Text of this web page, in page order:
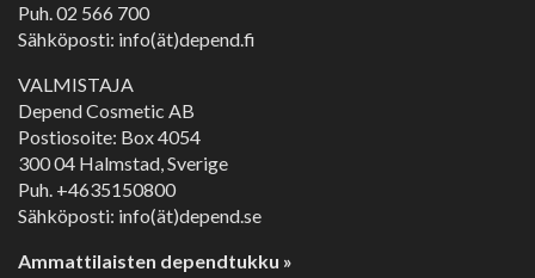
Puh.02 566 700
Sähköposti: info(ät)depend.fi
VALMISTAJA
Depend Cosmetic AB
Postiosoite: Box 4054
300 04 Halmstad, Sverige
Puh. +4635150800
Sähköposti: info(ät)depend.se
Ammattilaisten dependtukku »